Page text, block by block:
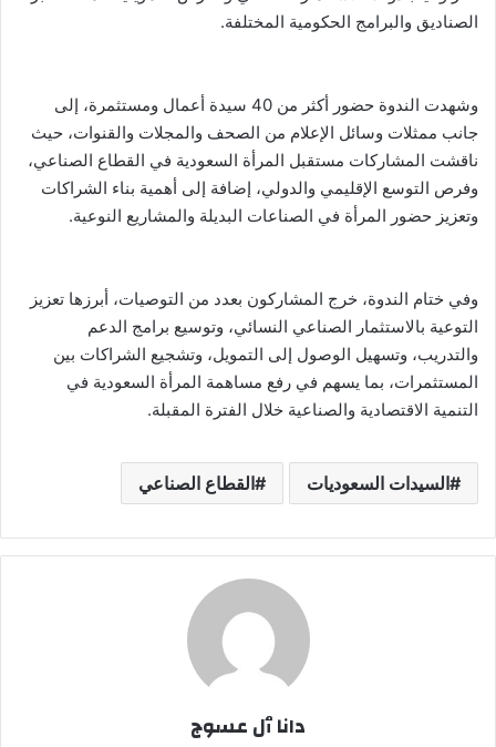
الصناديق والبرامج الحكومية المختلفة.
وشهدت الندوة حضور أكثر من 40 سيدة أعمال ومستثمرة، إلى
جانب ممثلات وسائل الإعلام من الصحف والمجلات والقنوات، حيث
ناقشت المشاركات مستقبل المرأة السعودية في القطاع الصناعي،
وفرص التوسع الإقليمي والدولي، إضافة إلى أهمية بناء الشراكات
وتعزيز حضور المرأة في الصناعات البديلة والمشاريع النوعية.
وفي ختام الندوة، خرج المشاركون بعدد من التوصيات، أبرزها تعزيز
التوعية بالاستثمار الصناعي النسائي، وتوسيع برامج الدعم
والتدريب، وتسهيل الوصول إلى التمويل، وتشجيع الشراكات بين
المستثمرات، بما يسهم في رفع مساهمة المرأة السعودية في
التنمية الاقتصادية والصناعية خلال الفترة المقبلة.
السيدات السعوديات القطاع الصناعي
دانا ٱل عسوج